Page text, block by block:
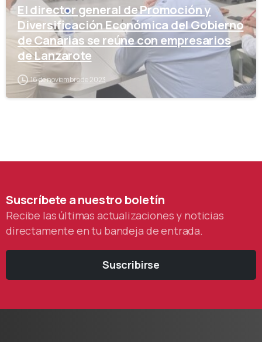
El director general de Promoción y
Diversificación Económica del Gobierno
de Canarias se reúne con empresarios
de Lanzarote
16 de noviembre de 2023
Suscríbeteanuestro boletín
Recibe las últimas actualizaciones y noticias
directamente en tu bandeja de entrada.
Suscribirse